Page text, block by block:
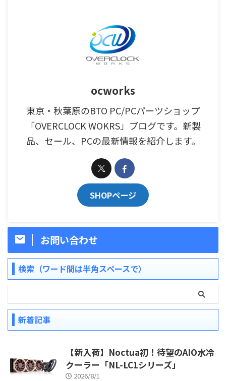
ocworks
東京・秋葉原のBTO PC/PCパーツショップ
「OVERCLOCK WOKRS」ブログです。新製
品、セール、PCの最新情報を紹介します。
SHOPページ
お問い合わせ
検索（ワード間は半角スペースで）
新着記事
【新入荷】Noctua初！待望のAIO水冷
クーラー「NL-LC1シリーズ」
2026/8/1